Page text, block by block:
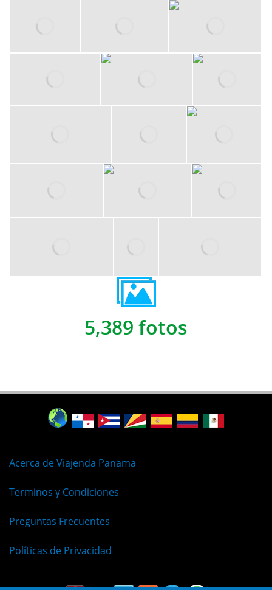
5,389 fotos
Acerca de Viajenda Panama
Terminos y Condiciones
Preguntas Frecuentes
Políticas de Privacidad